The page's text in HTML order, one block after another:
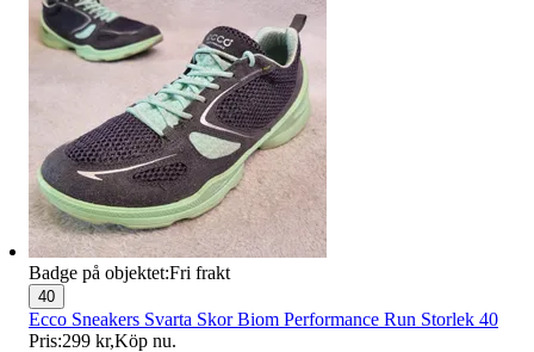
Badge på objektet:Fri frakt
40
Ecco Sneakers Svarta Skor Biom Performance Run Storlek 40
Pris:299 kr,Köp nu.